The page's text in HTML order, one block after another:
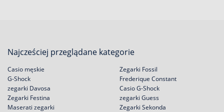
Najcześciej przeglądane kategorie
Casio męskie
G-Shock
zegarki Davosa
Zegarki Festina
Zegarki Fossil
Frederique Constant
Casio G-Shock
zegarki Guess
Maserati zegarki
Zegarki Sekonda